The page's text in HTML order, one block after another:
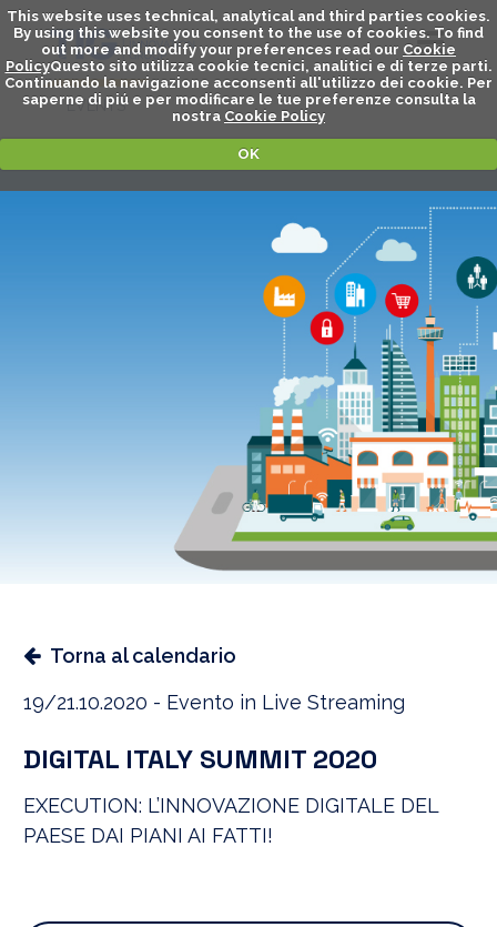
This website uses technical, analytical and third parties cookies.
By using this website you consent to the use of cookies. To find
out more and modify your preferences read our Cookie
PolicyQuesto sito utilizza cookie tecnici, analitici e di terze parti.
Continuando la navigazione acconsenti all'utilizzo dei cookie. Per
saperne di piú e per modificare le tue preferenze consulta la
nostra Cookie Policy
OK
EVENTS
Torna al calendario
19/21.10.2020 - Evento in Live Streaming
DIGITAL ITALY SUMMIT 2020
EXECUTION: L’INNOVAZIONE DIGITALE DEL
PAESE DAI PIANI AI FATTI!